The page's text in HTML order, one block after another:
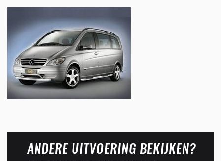
ANDERE UITVOERING BEKIJKEN?